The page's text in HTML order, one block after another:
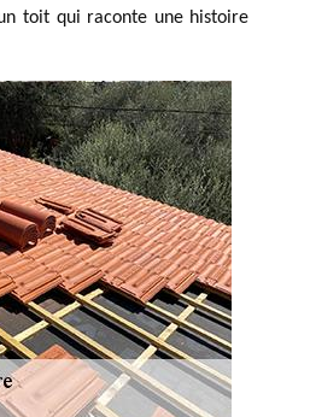
toit qui raconte une histoire